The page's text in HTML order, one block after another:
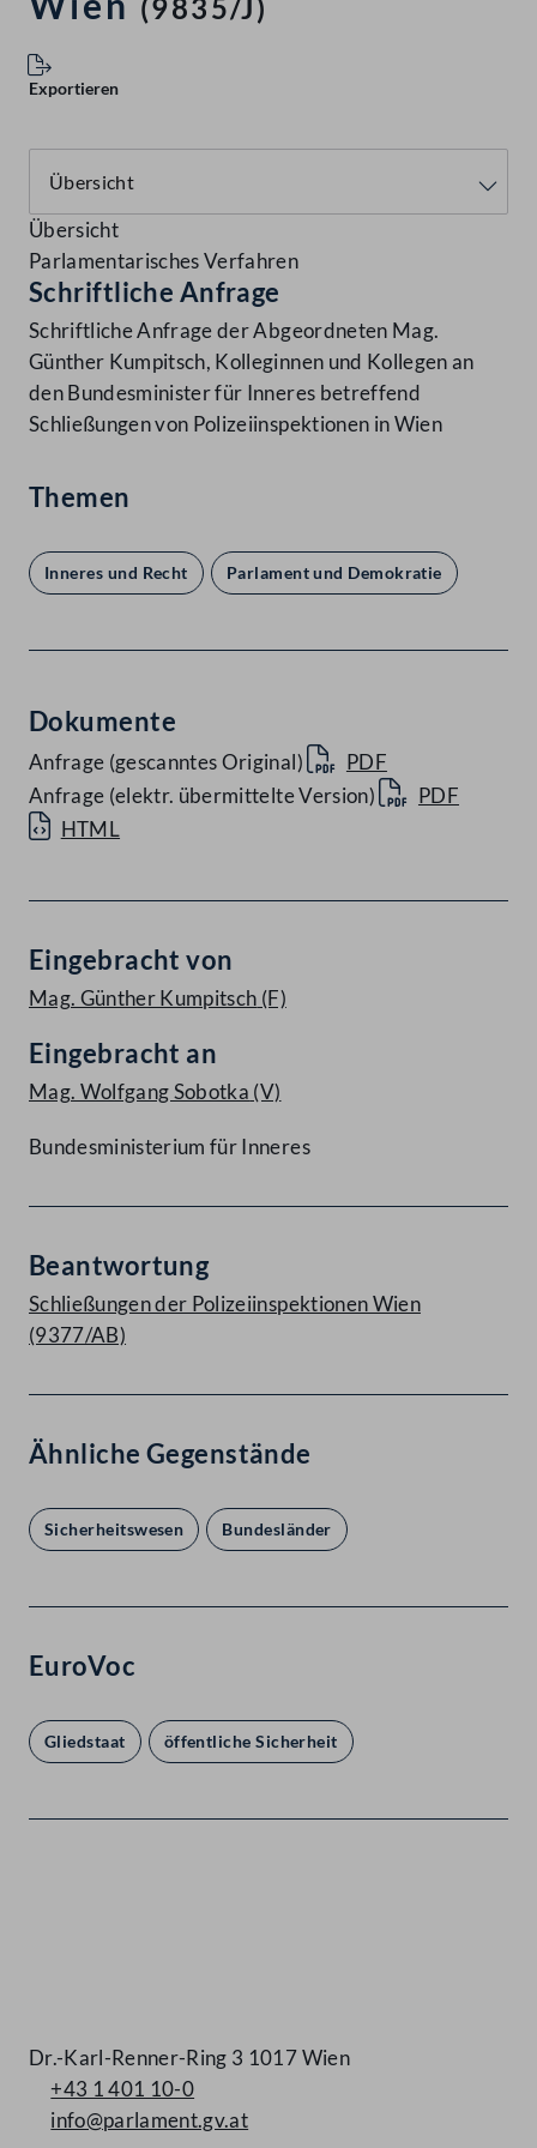
(9835/J)
Exportieren
Übersicht
Parlamentarisches Verfahren
Schriftliche Anfrage
Schriftliche Anfrage der Abgeordneten Mag.
Günther Kumpitsch, Kolleginnen und Kollegen an
den Bundesminister für Inneres betreffend
Schließungen von Polizeiinspektionen in Wien
Themen
Inneres und Recht Parlament und Demokratie
Dokumente
Anfrage (gescanntes Original)
PDF
Anfrage (elektr. übermittelte Version)
PDF
HTML
Eingebracht von
Mag. Günther Kumpitsch (F)
Eingebracht an
Mag. Wolfgang Sobotka (V)
Bundesministerium für Inneres
Beantwortung
Schließungen der Polizeiinspektionen Wien
(9377/AB)
Ähnliche Gegenstände
Sicherheitswesen Bundesländer
EuroVoc
Gliedstaat öffentliche Sicherheit
Dr.-Karl-Renner-Ring 3 1017 Wien
+43 1 401 10-0
info@parlament.gv.at